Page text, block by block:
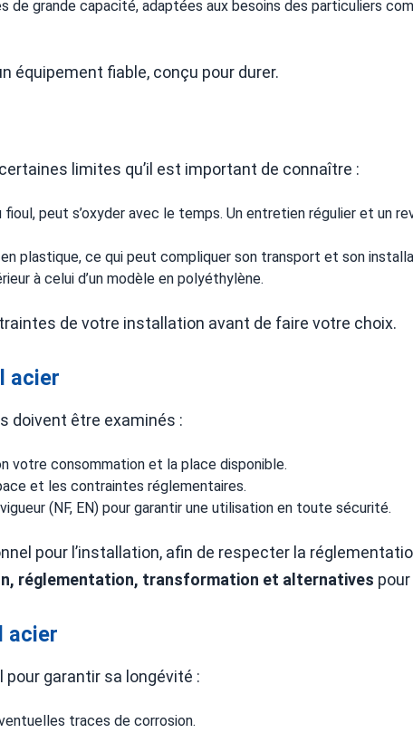
de grande capacité, adaptées aux besoins des particuliers
équipement fiable, conçu pour durer.
limites qu’il est important de connaître :
fioul, peut s’oxyder avec le temps. Un entretien régulier et un
plastique, ce qui peut compliquer son transport et son
à celui d’un modèle en polyéthylène.
de votre installation avant de faire votre choix.
acier
doivent être examinés :
votre consommation et la place disponible.
et les contraintes réglementaires.
(NF, EN) pour garantir une utilisation en toute sécurité.
pour l’installation, afin de respecter la
réglementation, transformation et alternatives
acier
pour garantir sa longévité :
traces de corrosion.